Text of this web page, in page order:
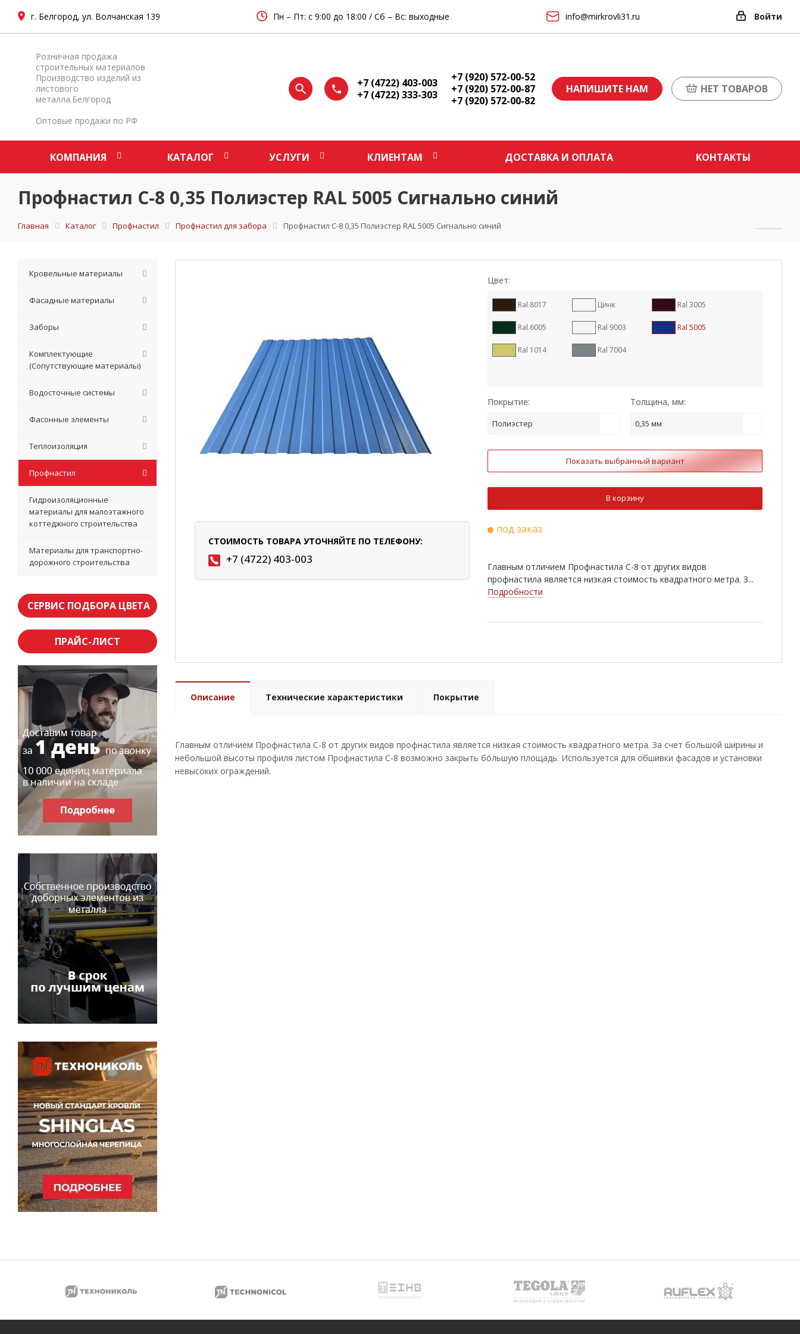
г. Белгород, ул. Волчанская 139 Пн – Пт: с 9:00 до 18:00 / Сб – Вс: выходные info@mirkrovli31.ru Войти
Розничная продажа
строительных материалов
Производство изделий из
листового
металла.Белгород
Оптовые продажи по РФ
+7 (4722) 403-003
+7 (4722) 333-303
+7 (920) 572-00-52
+7 (920) 572-00-87
+7 (920) 572-00-82
НАПИШИТЕ НАМ НЕТ ТОВАРОВ
КОМПАНИЯ КАТАЛОГ УСЛУГИ КЛИЕНТАМ ДОСТАВКА И ОПЛАТА КОНТАКТЫ
Профнастил С-8 0,35 Полиэстер RAL 5005 Сигнально синий
Главная Каталог Профнастил Профнастил для забора Профнастил С-8 0,35 Полиэстер RAL 5005 Сигнально синий
СТОИМОСТЬ ТОВАРА УТОЧНЯЙТЕ ПО ТЕЛЕФОНУ:
+7 (4722) 403-003
Цвет:
Ral 8017 Цинк Ral 3005
Ral 6005 Ral 9003 Ral 5005
Ral 1014 Ral 7004
Покрытие:
Полиэстер
Толщина, мм:
0,35 мм
Показать выбранный вариант
В корзину
под заказ
Главным отличием Профнастила С-8 от других видов
профнастила является низкая стоимость квадратного метра. З...
Подробности
Описание Технические характеристики Покрытие
Главным отличием Профнастила С-8 от других видов профнастила является низкая стоимость квадратного метра. За счет большой ширины и
небольшой высоты профиля листом Профнастила С-8 возможно закрыть бо́льшую площадь. Используется для обшивки фасадов и установки
невысоких ограждений.
Кровельные материалы
Фасадные материалы
Заборы
Комплектующие
(Сопутствующие материалы)
Водосточные системы
Фасонные элементы
Теплоизоляция
Профнастил
Гидроизоляционные
материалы для малоэтажного
коттеджного строительства
Материалы для транспортно-
дорожного строительства
СЕРВИС ПОДБОРА ЦВЕТА
ПРАЙС-ЛИСТ